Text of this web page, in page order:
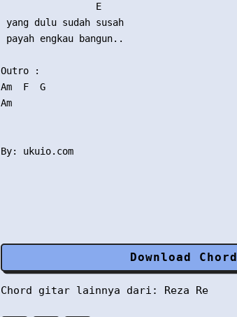
                 E
yang dulu sudah susah
payah engkau bangun..
Outro :
Am  F  G
Am
Download Chord
Chord gitar lainnya dari: Reza Re